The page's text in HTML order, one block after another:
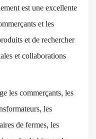
est une excellente
et les
et de rechercher
et collaborations
les commerçants, les
les
de fermes, les